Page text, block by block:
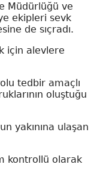
Müdürlüğü ve
ekipleri sevk
de sıçradı.
için alevlere
tedbir amaçlı
oluştuğu
yakınına ulaşan
kontrollü olarak